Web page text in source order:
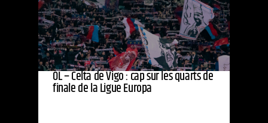
OL – Celta de Vigo : cap sur les quarts de
finale de la Ligue Europa